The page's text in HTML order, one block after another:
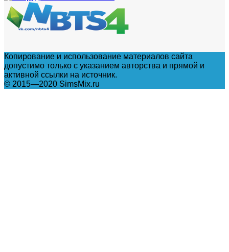
Копирование и использование материалов сайта
допустимо только с указанием авторства и прямой и
активной ссылки на источник.
© 2015—2020 SimsMix.ru